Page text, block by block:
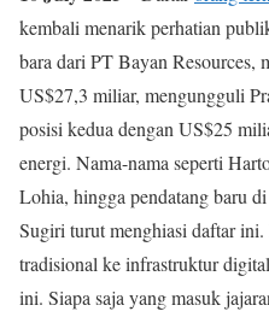
kembali menarik perhatian
bara dari PT Bayan Resources,
US$27,3 miliar, mengungguli
posisi kedua dengan US$25
energi. Nama-nama seperti
Lohia, hingga pendatang baru
Sugiri turut menghiasi daftar ini.
tradisional ke infrastruktur
ini. Siapa saja yang masuk